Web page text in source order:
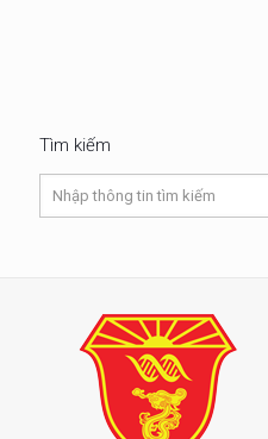
Tìm kiếm